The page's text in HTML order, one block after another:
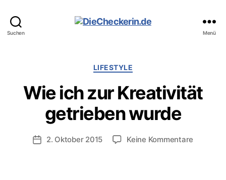
Suchen Menü
Kategorien
LIFESTYLE
Wie ich zur Kreativität
getrieben wurde
Veröffentlichungsdatum
2. Oktober 2015 Keine Kommentare